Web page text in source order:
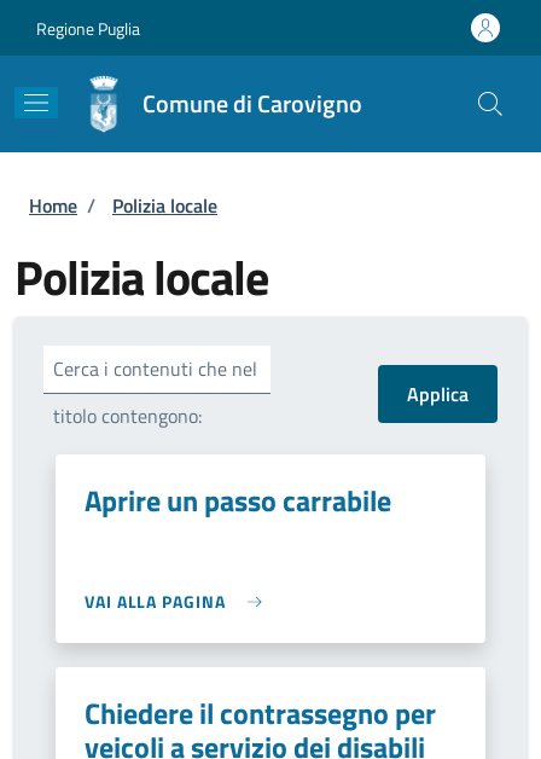
Regione Puglia
Comune di Carovigno
Briciole di pane
Home / Polizia locale
Polizia locale
Cerca i contenuti che nel
titolo contengono:
Aprire un passo carrabile
VAI ALLA PAGINA
Chiedere il contrassegno per
veicoli a servizio dei disabili